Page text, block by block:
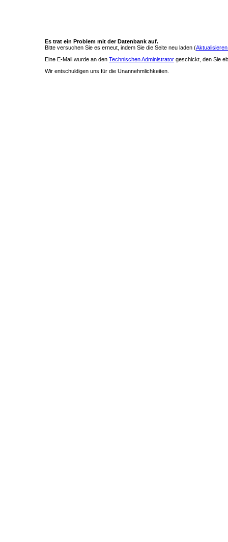
Es trat ein Problem mit der Datenbank auf.
Bitte versuchen Sie es erneut, indem Sie die Seite neu laden (
Eine E-Mail wurde an den Technischen Administrator geschickt, den Sie
Wir entschuldigen uns für die Unannehmlichkeiten.